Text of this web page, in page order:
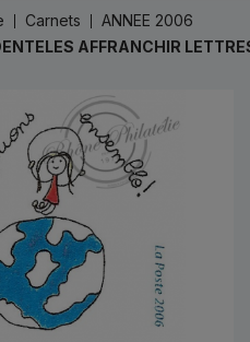
Carnets
ANNEE 2006
AFFRANCHIR